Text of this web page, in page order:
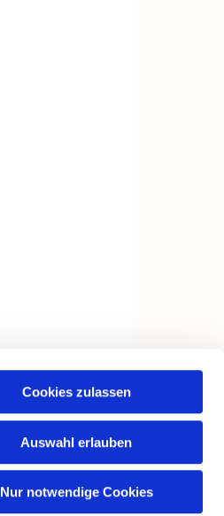
Cookies zulassen
Auswahl erlauben
Nur notwendige Cookies